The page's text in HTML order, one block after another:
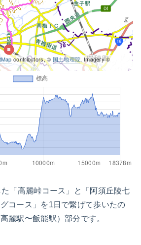
contributors, © 国土地理院, Imagery ©
「高麗峠コース」と「阿須丘陵七
コース」を1日で繋げて歩いたの
麗駅〜飯能駅）部分です。